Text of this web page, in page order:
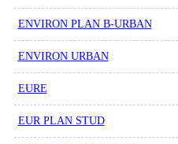
ENVIRON PLAN B-URBAN
ENVIRON URBAN
EURE
EUR PLAN STUD